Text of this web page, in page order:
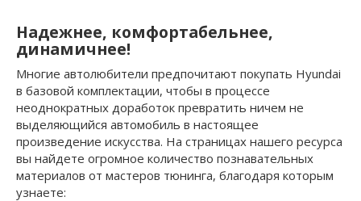
Надежнее, комфортабельнее,
динамичнее!
Многие автолюбители предпочитают покупать Hyundai
в базовой комплектации, чтобы в процессе
неоднократных доработок превратить ничем не
выделяющийся автомобиль в настоящее
произведение искусства. На страницах нашего ресурса
вы найдете огромное количество познавательных
материалов от мастеров тюнинга, благодаря которым
узнаете: